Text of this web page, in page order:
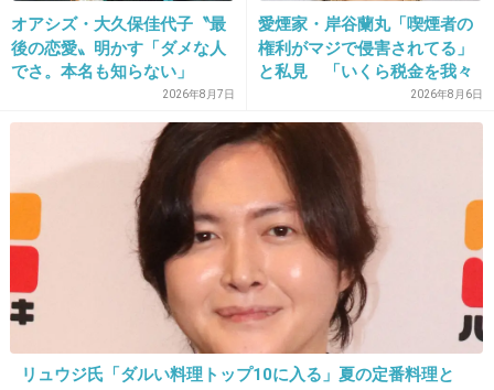
18. 匿名 2026/06/03(水) 17:11:25
すみっコぐらしですね
19. 匿名 2026/06/03(水) 17:11:33
横になりたいからこそ、要らない！邪魔
無いので探してます
オアシズ・大久保佳代子〝最
後の恋愛〟明かす「ダメな人
でさ。本名も知らない」
2026年8月7日
愛煙家・岸谷蘭丸「喫煙者の
権利がマジで侵害されてる」
と私見 「いくら税金を我々
2026年8月6日
リュウジ氏「ダルい料理トップ10に入る」夏の定番料理と